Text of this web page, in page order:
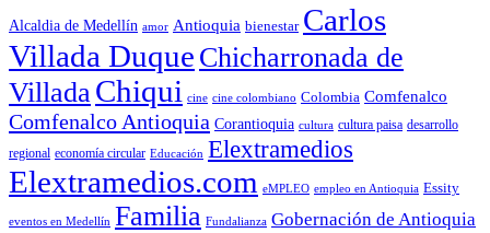
Alcaldia de Medellín amor Antioquia bienestar Carlos
Villada Duque Chicharronada de
Villada Chiqui cine cine colombiano Colombia Comfenalco
Comfenalco Antioquia Corantioquia cultura cultura paisa desarrollo
regional economía circular Educación Elextramedios
Elextramedios.com eMPLEO empleo en Antioquia Essity
eventos en Medellín Familia Fundalianza Gobernación de Antioquia